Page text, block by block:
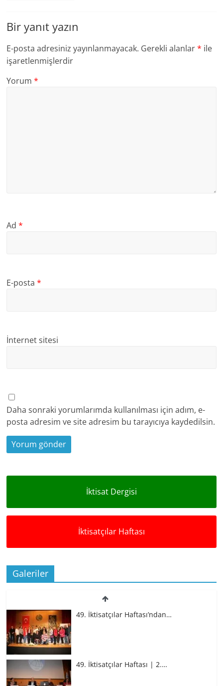
Bir yanıt yazın
E-posta adresiniz yayınlanmayacak. Gerekli alanlar* ile
işaretlenmişlerdir
Yorum*
Ad*
E-posta*
İnternet sitesi
Daha sonraki yorumlarımda kullanılması için adım, e-
posta adresim ve site adresim bu tarayıcıya kaydedilsin.
İktisat Dergisi
İktisatçılar Haftası
Galeriler
49. İktisatçılar Haftası’ndan…
49. İktisatçılar Haftası | 2.…